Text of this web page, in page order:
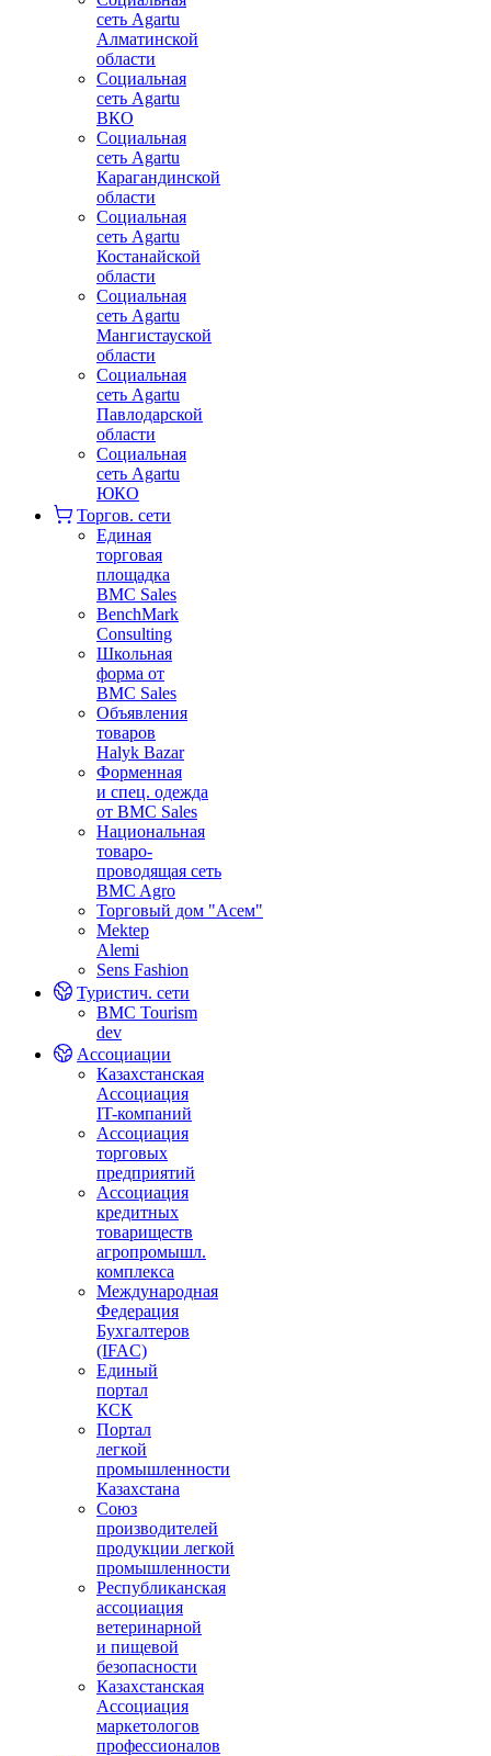
сеть Agartu
Алматинской
области
Социальная
сеть Agartu
ВКО
Социальная
сеть Agartu
Карагандинской
области
Социальная
сеть Agartu
Костанайской
области
Социальная
сеть Agartu
Мангистауской
области
Социальная
сеть Agartu
Павлодарской
области
Социальная
сеть Agartu
ЮКО
Торгов. сети
Единая
торговая
площадка
BMC Sales
BenchMark
Consulting
Школьная
форма от
BMC Sales
Объявления
товаров
Halyk Bazar
Форменная
и спец. одежда
от BMC Sales
Национальная
товаро-
проводящая сеть
BMC Agro
Торговый дом "Асем"
Mektep
Alemi
Sens Fashion
Туристич. сети
BMC Tourism
dev
Ассоциации
Казахстанская
Ассоциация
IT-компаний
Ассоциация
торговых
предприятий
Ассоциация
кредитных
товариществ
агропромышл.
комплекса
Международная
Федерация
Бухгалтеров
(IFAC)
Единый
портал
КСК
Портал
легкой
промышленности
Казахстана
Союз
производителей
продукции легкой
промышленности
Республиканская
ассоциация
ветеринарной
и пищевой
безопасности
Казахстанская
Ассоциация
маркетологов
профессионалов